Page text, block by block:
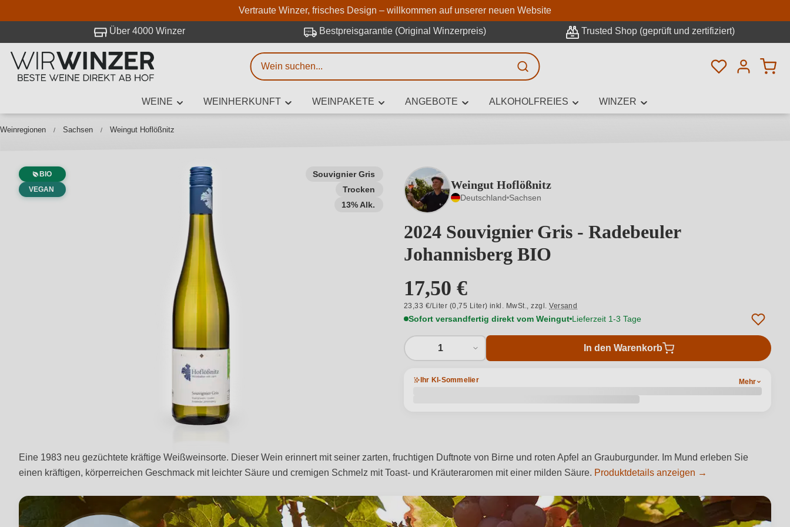
Zum Hauptinhalt springen
Zur Suche springen
Zur Hauptnavigation springen
Vertraute Winzer, frisches Design – willkommen auf unserer neuen Website
Über 4000 Winzer Bestpreisgarantie (Original Winzerpreis) Trusted Shop (geprüft und zertifiziert)
Du hast 0
WEINE WEINHERKUNFT WEINPAKETE ANGEBOTE ALKOHOLFREIES WINZER
Weinregionen Sachsen Weingut Hoflößnitz
Souvignier Gris
Trocken
13% Alk.
BIO
VEGAN
Weingut Hoflößnitz
Deutschland Sachsen
2024 Souvignier Gris - Radebeuler
Johannisberg BIO
17,50 €
23,33 €/Liter (0,75 Liter) inkl. MwSt.,zzgl.Versand
Sofort versandfertig direkt vom Weingut Lieferzeit 1-3 Tage
1 In den Warenkorb
Ihr KI-Sommelier Mehr
Eine 1983 neu gezüchtete kräftige Weißweinsorte. Dieser Wein erinnert mit seiner zarten, fruchtigen Duftnote von Birne und roten Apfel an Grauburgunder. Im Mund erleben Sie
einen kräftigen, körperreichen Geschmack mit leichter Säure und cremigen Schmelz mit Toast- und Kräuteraromen mit einer milden Säure. Produktdetails anzeigen →
Weinsuche
Mindestens 3 Zeichen eingeben
Erweiterte Suche
Beschreiben Sie, welchen Wein Sie suchen – ob nach Geschmack, Anlass, Weinnamen,
Rebsorte, Region, Winzer oder anderen Kriterien.
bei WirWinzer.